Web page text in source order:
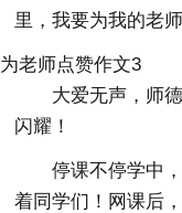
里，我要为我的老
为老师点赞作文3
大爱无声，师
闪耀！
停课不停学中
着同学们！网课后